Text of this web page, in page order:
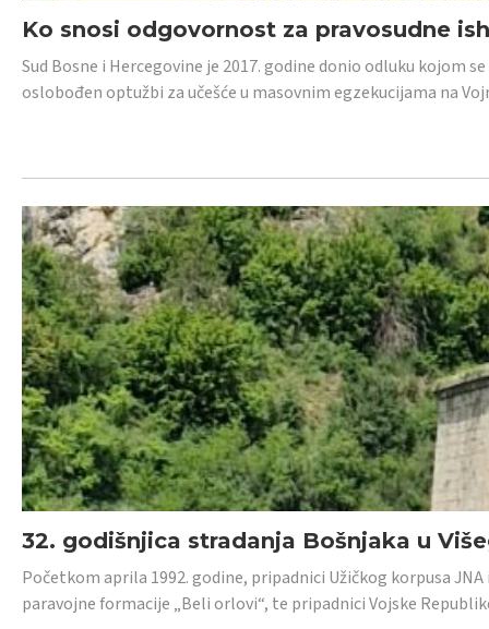
Ko snosi odgovornost za pravosudne
Sud Bosne i Hercegovine je 2017. godine donio odluku kojom
oslobođen optužbi za učešće u masovnim egzekucijama na
32. godišnjica stradanja Bošnjaka u
Početkom aprila 1992. godine, pripadnici Užičkog korpusa
paravojne formacije „Beli orlovi“, te pripadnici Vojske